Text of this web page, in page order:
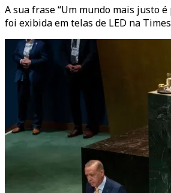
A sua frase “Um mundo mais justo
foi exibida em telas de LED na